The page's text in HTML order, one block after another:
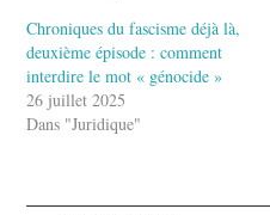
Chroniques du fascisme déjà là,
deuxième épisode : comment
interdire le mot « génocide »
26 juillet 2025
Dans "Juridique"